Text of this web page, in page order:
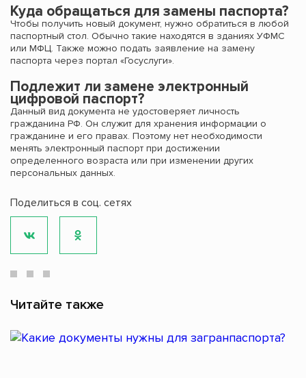
Куда обращаться для замены паспорта?
Чтобы получить новый документ, нужно обратиться в любой
паспортный стол. Обычно такие находятся в зданиях УФМС
или МФЦ. Также можно подать заявление на замену
паспорта через портал «Госуслуги».
Подлежит ли замене электронный
цифровой паспорт?
Данный вид документа не удостоверяет личность
гражданина РФ. Он служит для хранения информации о
гражданине и его правах. Поэтому нет необходимости
менять электронный паспорт при достижении
определенного возраста или при изменении других
персональных данных.
Поделиться в соц. сетях
Читайте также